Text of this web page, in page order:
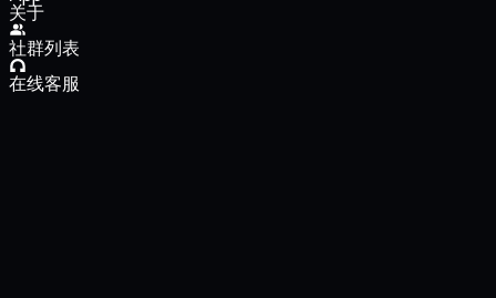
关于
社群列表
在线客服